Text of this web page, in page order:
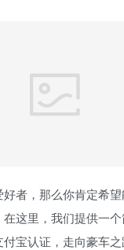
者，那么你肯定希
这里，我们提供一
宝认证，走向豪车之